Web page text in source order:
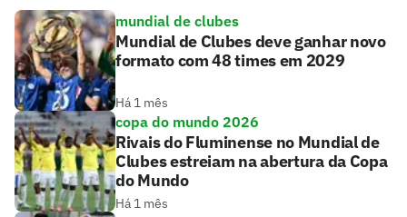
mundial de clubes
Mundial de Clubes deve ganhar novo
formato com 48 times em 2029
Há 1 mês
copa do mundo 2026
Rivais do Fluminense no Mundial de
Clubes estreiam na abertura da Copa
do Mundo
Há 1 mês